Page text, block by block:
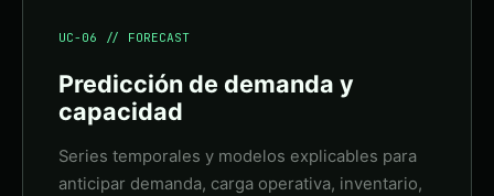
UC-06 // FORECAST
Predicción de demanda y
capacidad
Series temporales y modelos explicables para
anticipar demanda, carga operativa, inventario,